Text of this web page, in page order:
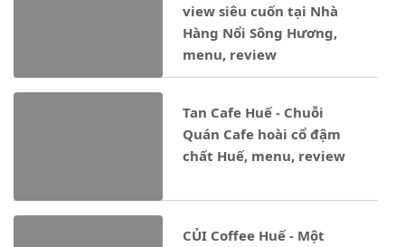
view siêu cuốn tại Nhà
Hàng Nổi Sông Hương,
menu, review
Tan Cafe Huế - Chuỗi
Quán Cafe hoài cổ đậm
chất Huế, menu, review
CỦI Coffee Huế - Một